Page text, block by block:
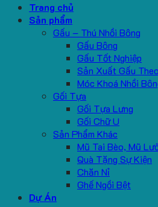
Trang chủ
Sản phẩm
Gấu – Thú Nhồi Bông
Gấu Bông
Gấu Tốt Nghiệp
Sản Xuất Gấu
Móc Khoá Nhồi
Gối Tựa
Gối Tựa Lưng
Gối Chữ U
Sản Phẩm Khác
Mũ Tai Bèo, Mũ
Quà Tặng Sự Kiện
Chăn Nỉ
Ghế Ngồi Bệt
Dự Án